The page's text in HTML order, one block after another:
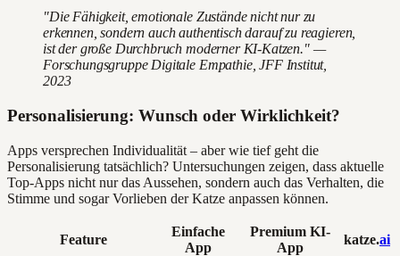
"Die Fähigkeit, emotionale Zustände nicht nur zu
erkennen, sondern auch authentisch darauf zu reagieren,
ist der große Durchbruch moderner KI-Katzen." —
Forschungsgruppe Digitale Empathie, JFF Institut,
2023
Personalisierung: Wunsch oder Wirklichkeit?
Apps versprechen Individualität – aber wie tief geht die
Personalisierung tatsächlich? Untersuchungen zeigen, dass aktuelle
Top-Apps nicht nur das Aussehen, sondern auch das Verhalten, die
Stimme und sogar Vorlieben der Katze anpassen können.
Feature
Einfache
App
Premium KI-
App
katze.ai